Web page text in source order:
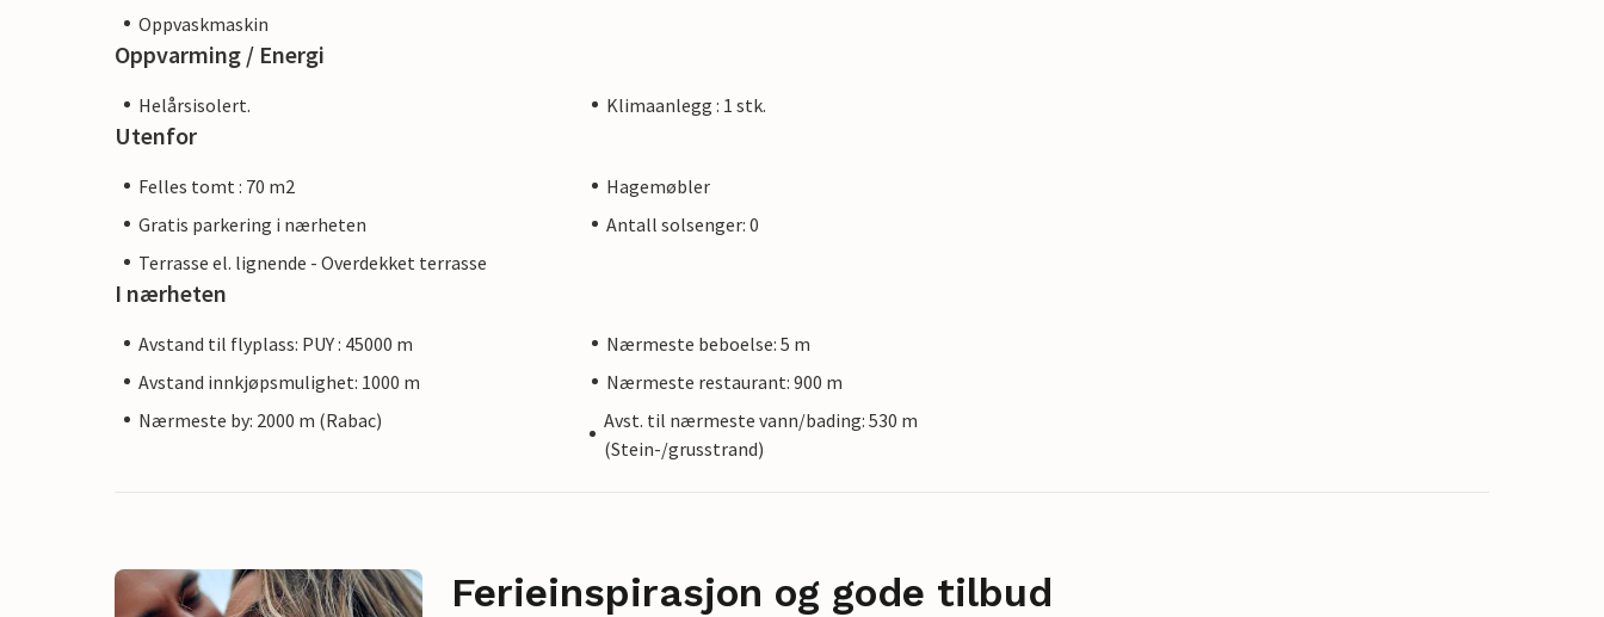
Oppvaskmaskin
Oppvarming / Energi
Helårsisolert. Klimaanlegg : 1 stk.
Utenfor
Felles tomt : 70 m2
Hagemøbler
Gratis parkering i nærheten
Antall solsenger: 0
Terrasse el. lignende - Overdekket terrasse
I nærheten
Avstand til flyplass: PUY : 45000 m
Nærmeste beboelse: 5 m
Avstand innkjøpsmulighet: 1000 m
Nærmeste restaurant: 900 m
Nærmeste by: 2000 m (Rabac)
Avst. til nærmeste vann/bading: 530 m
(Stein-/grusstrand)
Ferieinspirasjon og gode tilbud